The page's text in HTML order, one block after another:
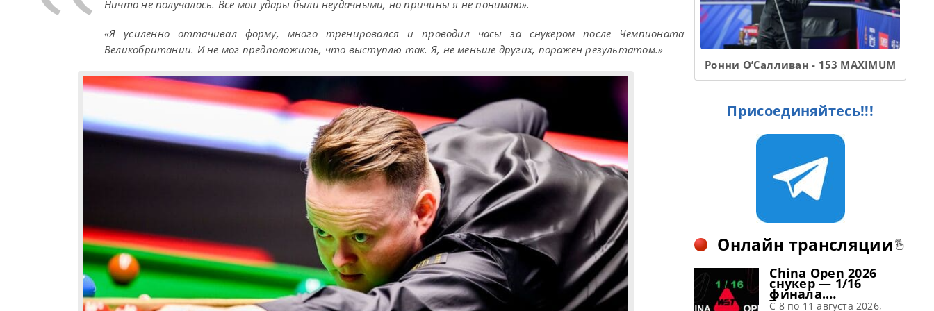
Ничто не получалось. Все мои удары были неудачными, но причины я не понимаю».
«Я усиленно оттачивал форму, много тренировался и проводил часы за снукером после Чемпионата
Великобритании. И не мог предположить, что выступлю так. Я, не меньше других, поражен результатом.»
Ронни О’Салливан - 153 MAXIMUM
Присоединяйтесь!!!
Онлайн трансляции
China Open 2026
снукер — 1/16
финала.
Трансляции
C 8 по 11 августа 2026,